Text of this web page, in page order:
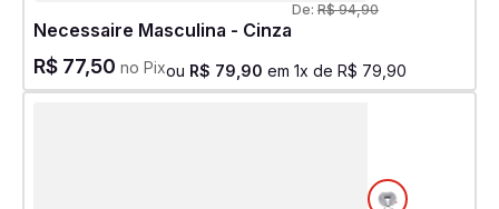
Necessaire Masculina - Cinza
De: R$ 94,90
R$ 77,50 no Pixou R$ 79 90 em 1x de R$ 79 90